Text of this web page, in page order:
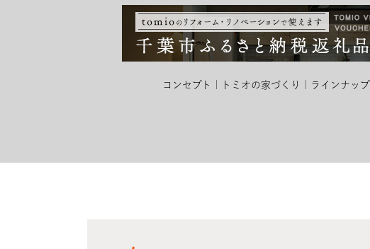
コンセプト トミオの家づくり ラインナップ